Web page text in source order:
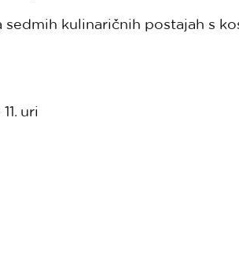
sedmih kulinaričnih postajah s
uri